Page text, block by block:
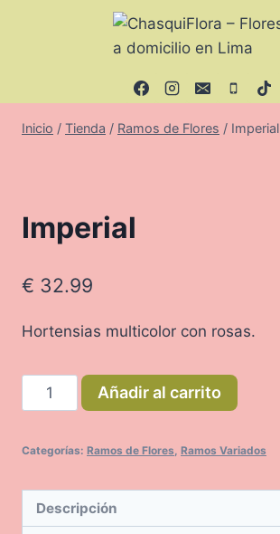
Inicio / Tienda / Ramos de Flores / Imperial
Imperial
€ 32.99
Hortensias multicolor con rosas.
Imperial
cantidad
Añadir al carrito
Categorías: Ramos de Flores Ramos Variados
Descripción